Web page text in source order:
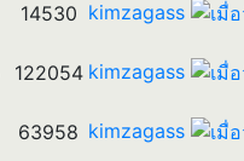
14530 kimzagass
122054 kimzagass
63958 kimzagass